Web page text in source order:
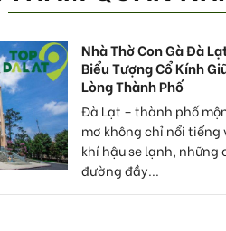
Nhà Thờ Con Gà Đà
Biểu Tượng Cổ Kính
Lòng Thành Phố
Đà Lạt – thành phố
mơ không chỉ nổi tiếng
khí hậu se lạnh, những
đường đầy...